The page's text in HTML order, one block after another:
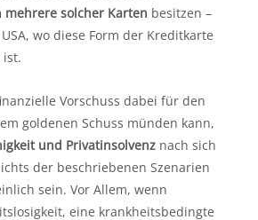
mehrere solcher Karten besitzen –
wo diese Form der Kreditkarte
ist.
Vorschuss dabei für den
goldenen Schuss münden kann,
und Privatinsolvenz nach sich
der beschriebenen Szenarien
sein. Vor Allem, wenn
eine krankheitsbedingte